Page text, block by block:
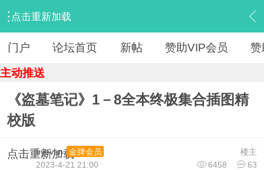
点击重新加载
› 【 资源区 】 › 『电子书』 › 内容
门户 论坛首页 新帖 赞助VIP会员 赞
主动推送
《盗墓笔记》1－8全本终极集合插图精
校版
点击重新加载 楼主
hyevan
金牌会员
6458
63
2023-4-21 21:00